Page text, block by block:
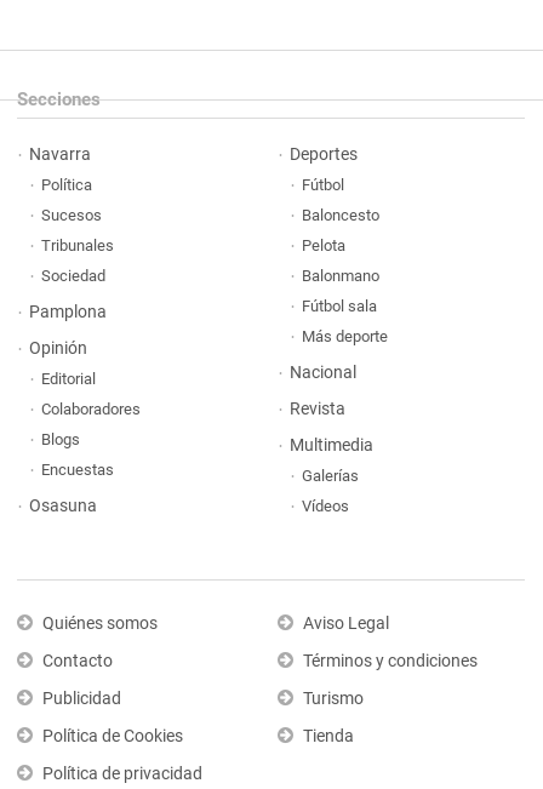
Secciones
Navarra
Política
Sucesos
Tribunales
Sociedad
Pamplona
Opinión
Editorial
Colaboradores
Blogs
Encuestas
Osasuna
Deportes
Fútbol
Baloncesto
Pelota
Balonmano
Fútbol sala
Más deporte
Nacional
Revista
Multimedia
Galerías
Vídeos
Quiénes somos
Contacto
Publicidad
Política de Cookies
Política de privacidad
Aviso Legal
Términos y condiciones
Turismo
Tienda